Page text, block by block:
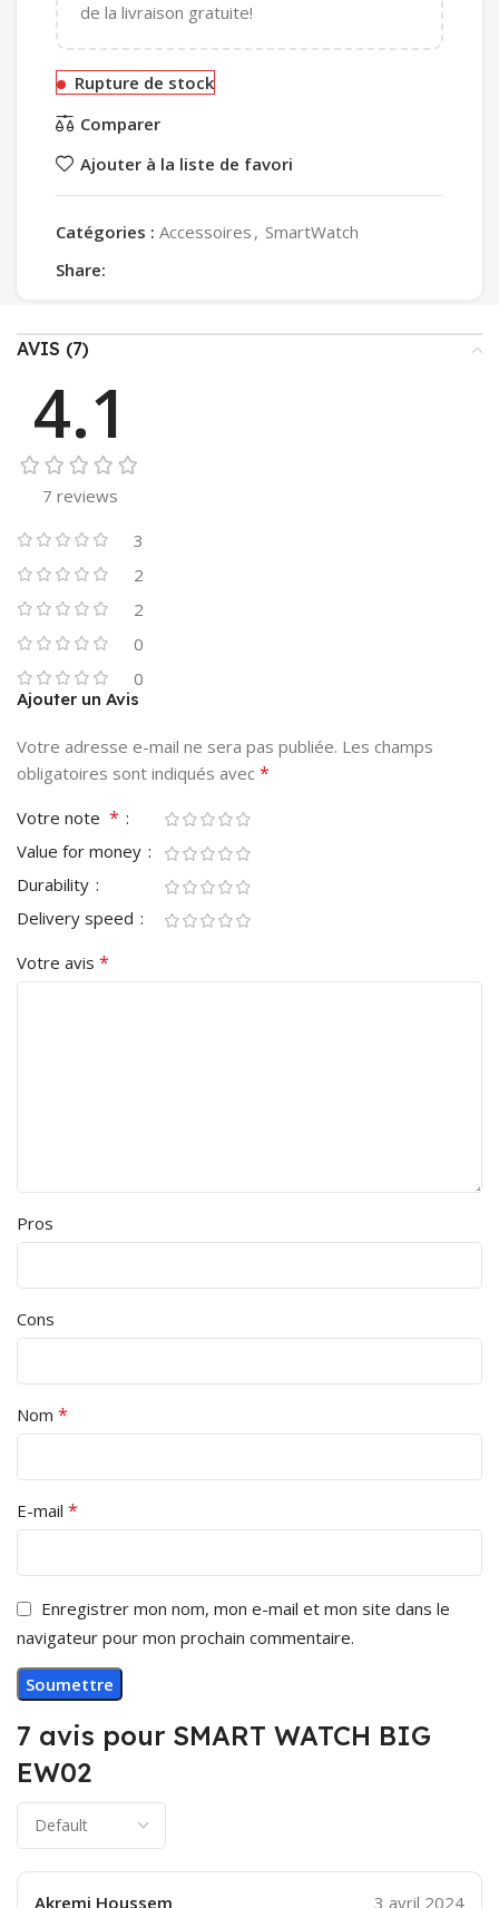
de la livraison gratuite!
Rupture de stock
Comparer
Ajouter à la liste de favori
Catégories : Accessoires , SmartWatch
Share:
AVIS (7)
4.1
7 reviews
3
2
2
0
0
7 avis pour SMART WATCH BIG
EW02
Akremi Houssem 3 avril 2024
Ajouter un Avis
Votre adresse e-mail ne sera pas publiée. Les champs
obligatoires sont indiqués avec *
Votre note *
Value for money
Durability
Delivery speed
Votre avis *
Pros
Cons
Nom *
E-mail *
Enregistrer mon nom, mon e-mail et mon site dans le
navigateur pour mon prochain commentaire.